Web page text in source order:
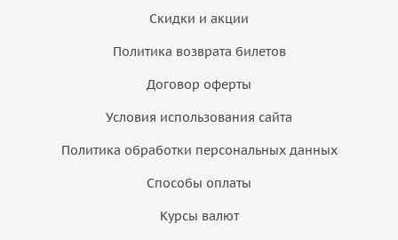
Скидки и акции
Политика возврата билетов
Договор оферты
Условия использования сайта
Политика обработки персональных данных
Способы оплаты
Курсы валют